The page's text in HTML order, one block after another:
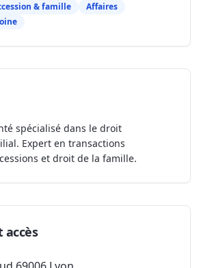
& famille
Affaires
spécialisé dans le droit
Expert en transactions
et droit de la famille.
accès